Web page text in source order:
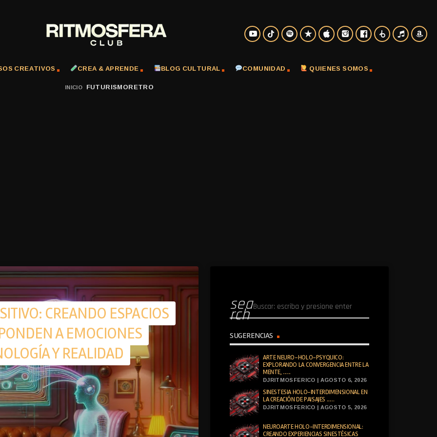
CREATIVOS CREA & APRENDE BLOG CULTURAL COMUNIDAD QUIENES SOMOS
INICIO FUTURISMORETRO
CREANDO ESPACIOS
A EMOCIONES
Y REALIDAD
sea
rch
SUGERENCIAS
ARTE NEURO-HOLO-PSYQUICO:
EXPLORANDO LA CONVERGENCIA ENTRE LA
MENTE, ......
DJRITMOSFERICO | AGOSTO 6, 2026
SINESTESIA HOLO-INTERDIMENSIONAL EN
LA CREACIÓN DE PAISAJES ......
DJRITMOSFERICO | AGOSTO 5, 2026
NEUROARTE HOLO-INTERDIMENSIONAL:
CREANDO EXPERIENCIAS SINESTÉSICAS